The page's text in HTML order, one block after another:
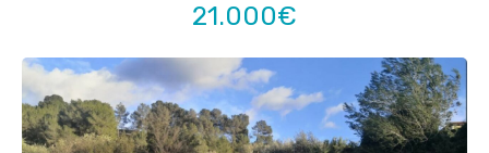
21.000€